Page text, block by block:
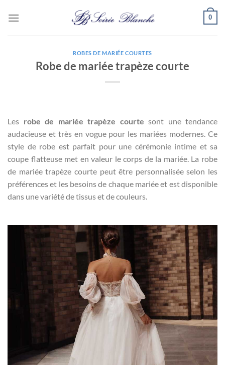
0
ROBES DE MARIÉE COURTES
Robe de mariée trapèze courte
Les robe de mariée trapèze courte sont une tendance
audacieuse et très en vogue pour les mariées modernes. Ce
style de robe est parfait pour une cérémonie intime et sa
coupe flatteuse met en valeur le corps de la mariée. La robe
de mariée trapèze courte peut être personnalisée selon les
préférences et les besoins de chaque mariée et est disponible
dans une variété de tissus et de couleurs.